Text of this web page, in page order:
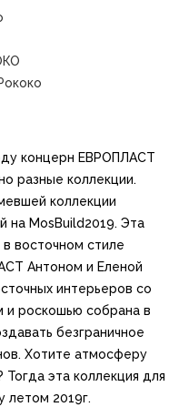
концерн ЕВРОПЛАСТ
разные коллекции.
коллекции
на MosBuild2019. Эта
в восточном стиле
Антоном и Еленой
интерьеров со
и роскошью собрана в
безграничное
Хотите атмосферу
Тогда эта коллекция для
летом 2019г.